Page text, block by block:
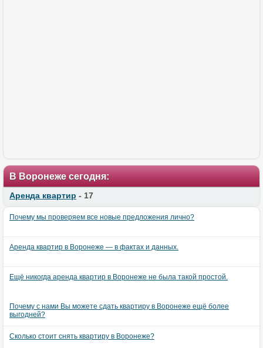
В Воронеже сегодня:
Аренда квартир - 17
Почему мы проверяем все новые предложения лично?
Аренда квартир в Воронеже — в фактах и данных.
Ещё никогда аренда квартир в Воронеже не была такой простой.
Почему с нами Вы можете сдать квартиру в Воронеже ещё более
выгодней?
Сколько стоит снять квартиру в Воронеже?